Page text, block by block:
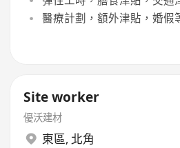
醫療計劃，額外津貼，婚假
Site worker
優沃建材
東區, 北角